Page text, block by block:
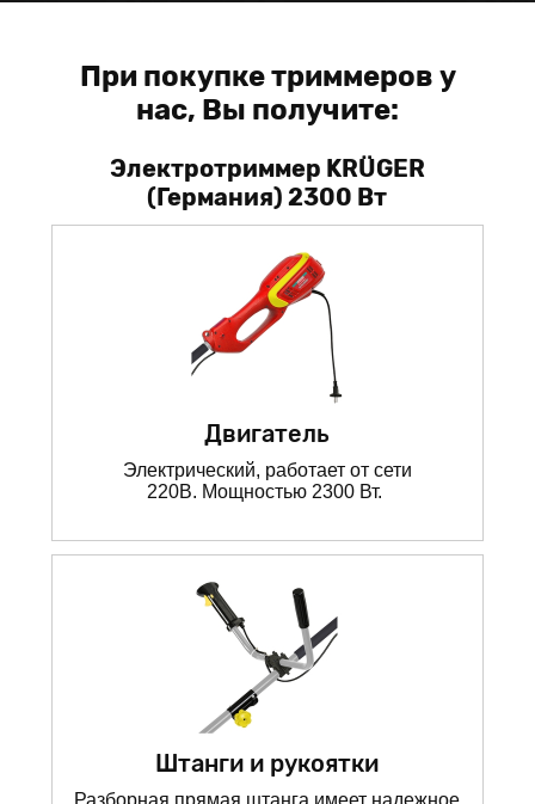
При покупке триммеров у
нас, Вы получите:
Электротриммер KRÜGER
(Германия) 2300 Вт
Двигатель
Электрический, работает от сети
220В. Мощностью 2300 Вт.
Штанги и рукоятки
Разборная прямая штанга имеет надежное